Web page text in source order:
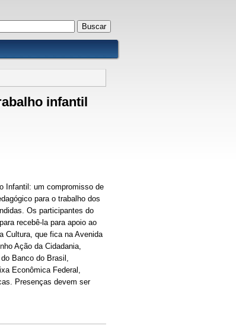
de busca
infantil
Infantil: um compromisso de
para o trabalho dos
Os participantes do
recebê-la para apoio ao
Cultura, que fica na Avenida
Ação da Cidadania,
Banco do Brasil,
Econômica Federal,
Presenças devem ser